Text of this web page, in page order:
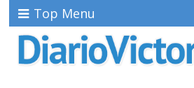
Top Menu